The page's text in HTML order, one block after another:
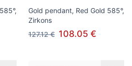
Gold pendant, Red Gold 585°,
Zirkons
127.12 € 108.05 €